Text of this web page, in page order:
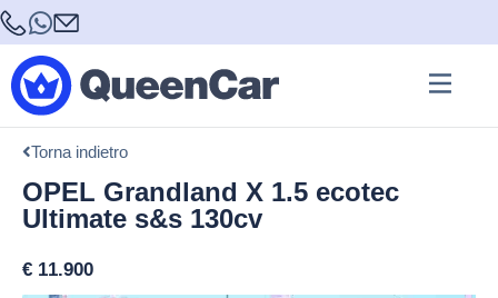
Torna indietro
OPEL Grandland X 1.5 ecotec
Ultimate s&s 130cv
€ 11.900